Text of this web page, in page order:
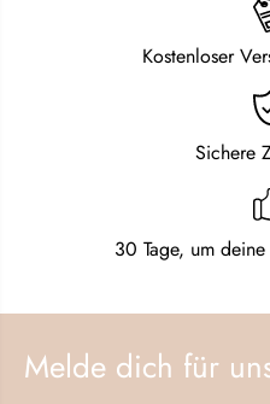
Kostenloser
Sichere
30 Tage, um
Melde dich für